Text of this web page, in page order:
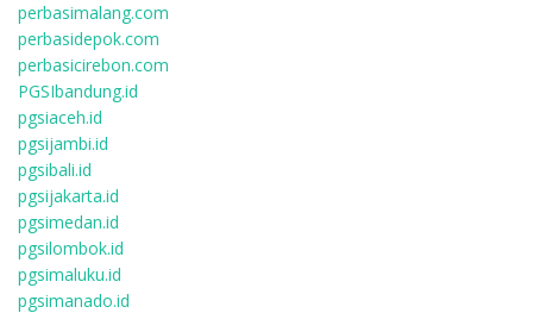
perbasimalang.com
perbasidepok.com
perbasicirebon.com
PGSIbandung.id
pgsiaceh.id
pgsijambi.id
pgsibali.id
pgsijakarta.id
pgsimedan.id
pgsilombok.id
pgsimaluku.id
pgsimanado.id